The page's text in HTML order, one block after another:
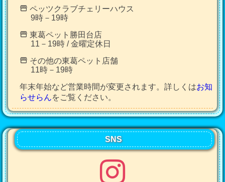
ペッツクラブチェリーハウス
9時－19時
東葛ペット勝田台店
11－19時 / 金曜定休日
その他の東葛ペット店舗
11時－19時
年末年始など営業時間が変更されます。詳しくはお知
らせらんをご覧ください。
SNS